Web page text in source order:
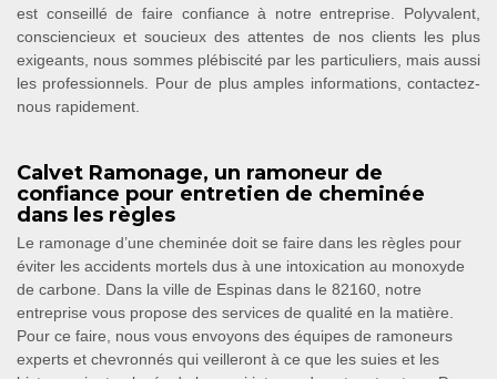
est conseillé de faire confiance à notre entreprise. Polyvalent,
consciencieux et soucieux des attentes de nos clients les plus
exigeants, nous sommes plébiscité par les particuliers, mais aussi
les professionnels. Pour de plus amples informations, contactez-
nous rapidement.
Calvet Ramonage, un ramoneur de
confiance pour entretien de cheminée
dans les règles
Le ramonage d’une cheminée doit se faire dans les règles pour
éviter les accidents mortels dus à une intoxication au monoxyde
de carbone. Dans la ville de Espinas dans le 82160, notre
entreprise vous propose des services de qualité en la matière.
Pour ce faire, nous vous envoyons des équipes de ramoneurs
experts et chevronnés qui veilleront à ce que les suies et les